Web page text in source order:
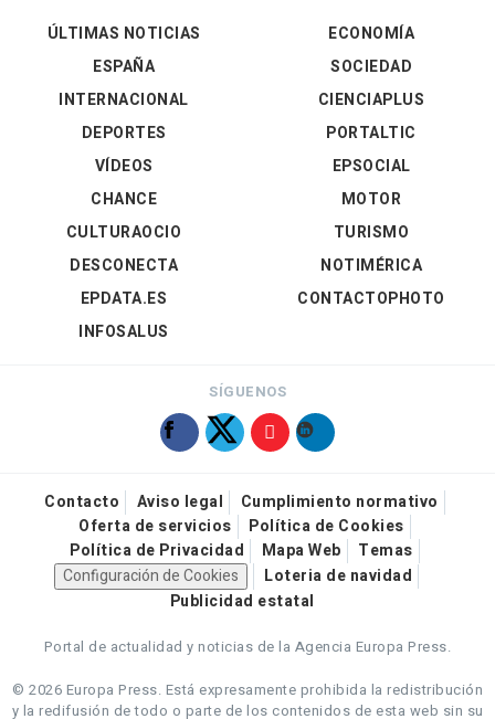
ÚLTIMAS NOTICIAS
ESPAÑA
INTERNACIONAL
DEPORTES
VÍDEOS
ECONOMÍA
SOCIEDAD
CIENCIAPLUS
PORTALTIC
EPSOCIAL
CHANCE
CULTURAOCIO
DESCONECTA
EPDATA.ES
INFOSALUS
MOTOR
TURISMO
NOTIMÉRICA
CONTACTOPHOTO
SÍGUENOS
Contacto Aviso legal
Cumplimiento normativo
Oferta de servicios
Política de Cookies
Política de Privacidad
Mapa Web
Temas
Configuración de Cookies
Loteria de navidad
Publicidad estatal
Portal de actualidad y noticias de la Agencia Europa Press.
© 2026 Europa Press. Está expresamente prohibida la redistribución
y la redifusión de todo o parte de los contenidos de esta web sin su